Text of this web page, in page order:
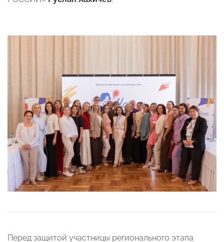
Перед защитой участницы регионального этапа